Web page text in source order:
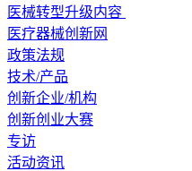
医械转型升级内容
医疗器械创新网
政策法规
技术/产品
创新企业/机构
创新创业大赛
专访
活动资讯